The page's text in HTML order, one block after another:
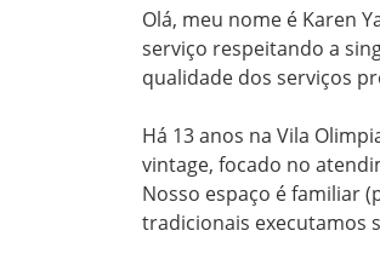
Olá, meu nome é Karen
serviço respeitando a
qualidade dos serviços
Há 13 anos na Vila
vintage, focado no
Nosso espaço é familiar
tradicionais executamos